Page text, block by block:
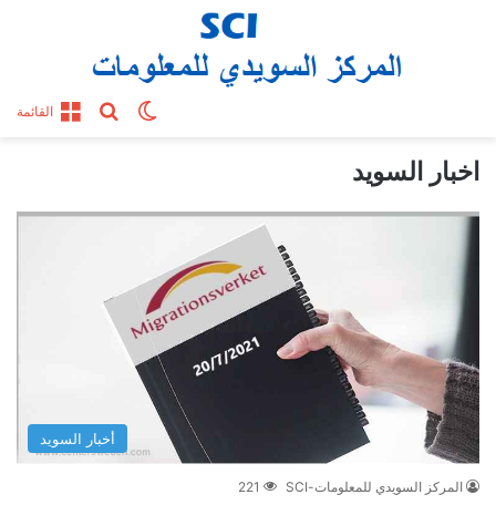
القائمةبحث عن
الوضع المظلم
اخبار السويد
أخبار السويد
المركز السويدي للمعلومات-SCI 221